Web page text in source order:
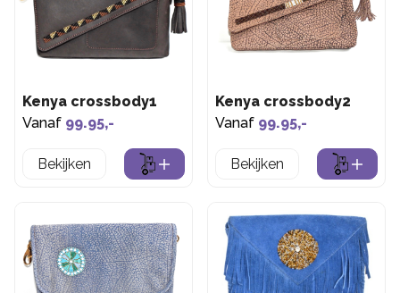
Kenya crossbody1
Vanaf 99.95,-
Bekijken
Kenya crossbody2
Vanaf 99.95,-
Bekijken